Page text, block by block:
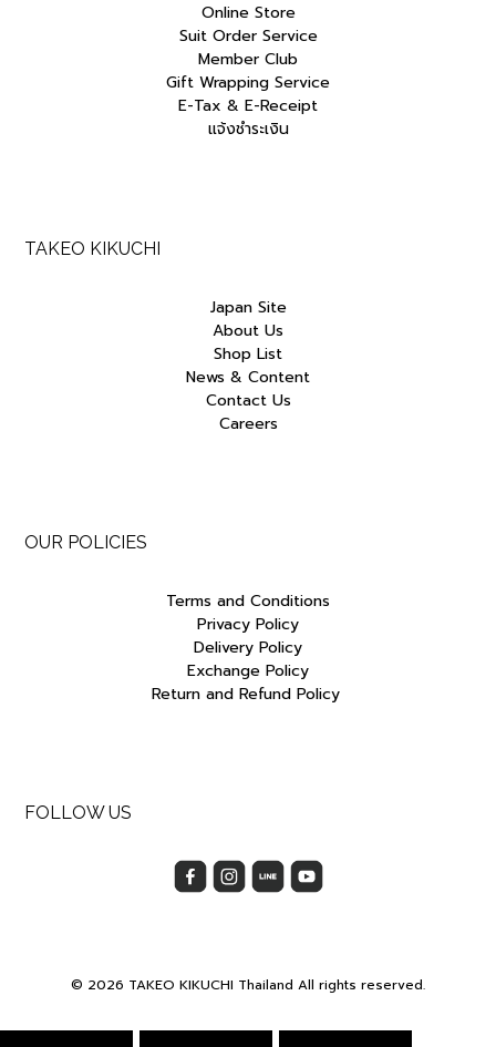
Online Store
Suit Order Service
Member Club
Gift Wrapping Service
E-Tax & E-Receipt
แจ้งชำระเงิน
TAKEO KIKUCHI
Japan Site
About Us
Shop List
News & Content
Contact Us
Careers
OUR POLICIES
Terms and Conditions
Privacy Policy
Delivery Policy
Exchange Policy
Return and Refund Policy
FOLLOW US
© 2026 TAKEO KIKUCHI Thailand All rights reserved.